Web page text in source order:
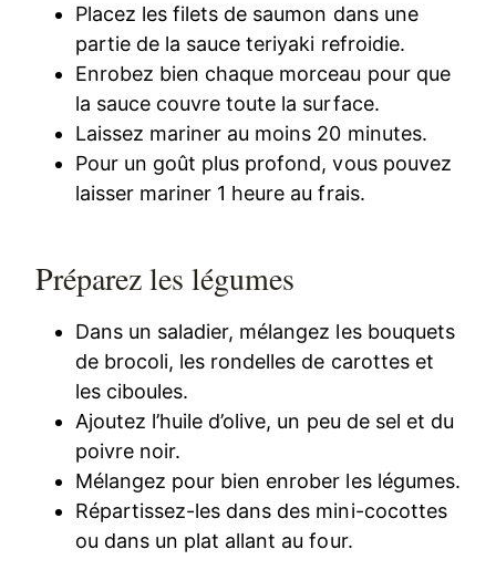
Placez les filets de saumon dans une
partie de la sauce teriyaki refroidie.
Enrobez bien chaque morceau pour que
la sauce couvre toute la surface.
Laissez mariner au moins 20 minutes.
Pour un goût plus profond, vous pouvez
laisser mariner 1 heure au frais.
Préparez les légumes
Dans un saladier, mélangez les bouquets
de brocoli, les rondelles de carottes et
les ciboules.
Ajoutez l’huile d’olive, un peu de sel et du
poivre noir.
Mélangez pour bien enrober les légumes.
Répartissez-les dans des mini-cocottes
ou dans un plat allant au four.